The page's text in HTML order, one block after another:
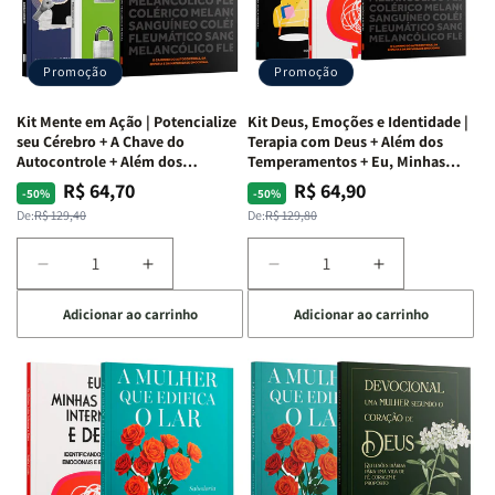
Vício
Agradar
a
Todos
+
Raiz
da
Rejeição
Insatisfação.
Vício
de
Agradar
Todos
+
Raiz
O
Insatisfação.
+
Devocional
+
Devocional
Promoção
Kit Mente em Ação | Potencialize
seu Cérebro + A Chave do
Autocontrole + Além dos
Temperamentos
-50%
Preço
normal
De:R$ 129,40
Preço
promocional
R$ 64,70
Diminuir
a
quantidade
de
Mente
em
Ação
Potencialize
Aumentar
a
quantidade
de
Kit
Mente
em
Ação
|
Potencialize
Adicionar ao carrinho
Promoção
Kit Deus, Emoções e Identidade |
Terapia com Deus + Além dos
Temperamentos + Eu, Minhas
Feridas e Deus
-50%
Preço
normal
De:R$ 129,80
Preço
promocional
R$ 64,90
Diminuir
a
quantidade
de
Kit
Deus,
Emoções
e
Identidade
|
Aumentar
a
quantidade
de
Kit
Deus,
Emoções
e
Identidade
|
Adicionar ao carrinho